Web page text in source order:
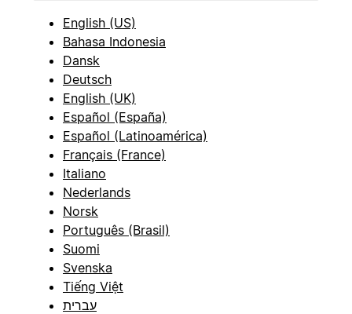
English (US)
Bahasa Indonesia
Dansk
Deutsch
English (UK)
Español (España)
Español (Latinoamérica)
Français (France)
Italiano
Nederlands
Norsk
Português (Brasil)
Suomi
Svenska
Tiếng Việt
עברית